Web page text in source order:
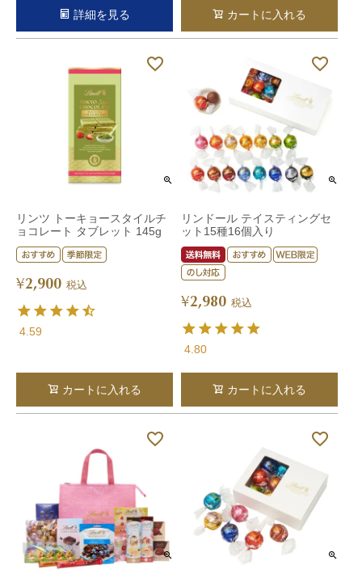
詳細を見る カートに入れる
リンツ トーキョースタイルチ
ョコレート タブレット 145g
¥2,900 税込
4.59
カートに入れる
リンドール テイスティングセ
ット15種16個入り
¥2,980 税込
4.80
カートに入れる